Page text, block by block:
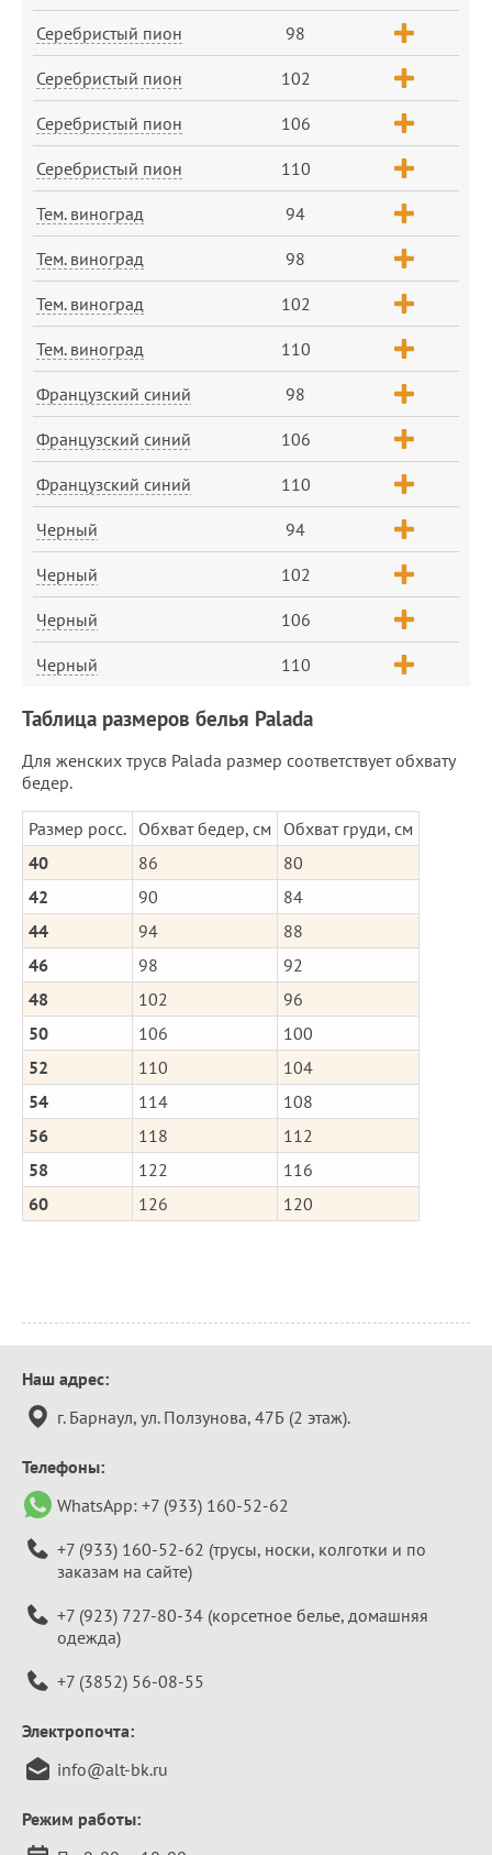
Серебристый пион 98
Серебристый пион 102
Серебристый пион 106
Серебристый пион 110
Тем. виноград 94
Тем. виноград 98
Тем. виноград 102
Тем. виноград 110
Французский синий 98
Французский синий 106
Французский синий 110
Черный 94
Черный 102
Черный 106
Черный 110
Таблица размеров белья Palada
Для женских трусв Palada размер соответствует обхвату
бедер.
Размер росс. Обхват бедер, см
Обхват груди, см
40
86
80
42
90
84
44
94
88
46
98
92
48
102
96
50
106
100
52
110
104
54
114
108
56
118
112
58
122
116
60
126 120
Контактная
информация
Наш адрес:
г. Барнаул, ул. Ползунова, 47Б (2 этаж).
Телефоны:
WhatsApp: +7 (933) 160-52-62
+7 (933) 160-52-62 (трусы, носки, колготки и по
заказам на сайте)
+7 (923) 727-80-34 (корсетное белье, домашняя
одежда)
+7 (3852) 56-08-55
Электропочта:
info@alt-bk.ru
Режим работы: